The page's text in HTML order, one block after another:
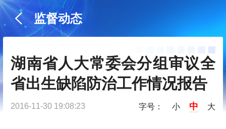
监督动态
湖南省人大常委会分组审议全
省出生缺陷防治工作情况报告
2016-11-30 19:08:23 字号： 小 中 大